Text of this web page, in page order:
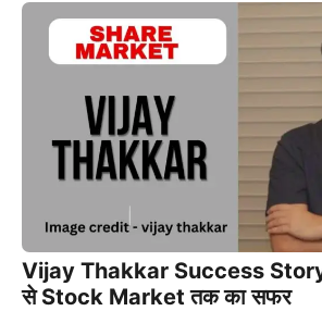
Vijay Thakkar Success
से Stock Market तक का सफर